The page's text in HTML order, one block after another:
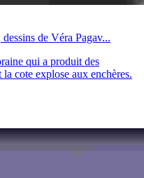
de Véra Pagav...
qui a produit des
cote explose aux enchères.